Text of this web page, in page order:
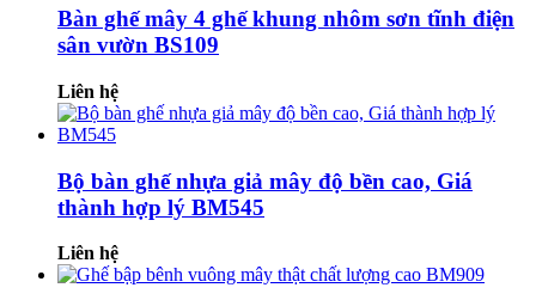
Bàn ghế mây 4 ghế khung nhôm sơn tĩnh điện
sân vườn BS109
Liên hệ
Bộ bàn ghế nhựa giả mây độ bền cao, Giá
thành hợp lý BM545
Liên hệ